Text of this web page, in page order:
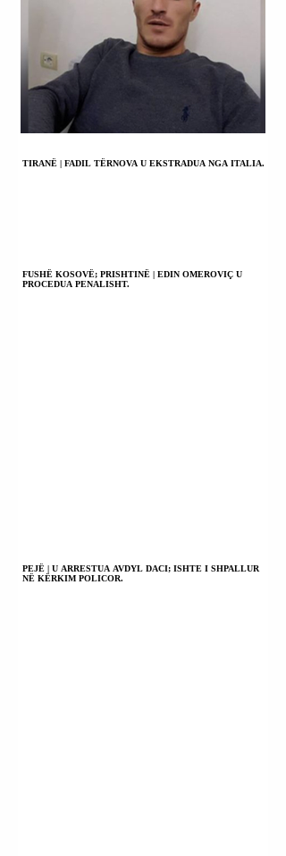
TIRANË | FADIL TËRNOVA U EKSTRADUA NGA ITALIA.
FUSHË KOSOVË; PRISHTINË | EDIN OMEROVIÇ U
PROCEDUA PENALISHT.
PEJË | U ARRESTUA AVDYL DACI; ISHTE I SHPALLUR
NË KËRKIM POLICOR.